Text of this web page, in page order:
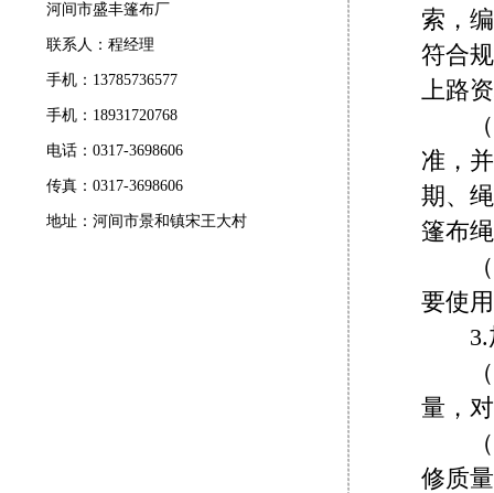
河间市盛丰篷布厂
联系人：程经理
手机：13785736577
手机：18931720768
电话：0317-3698606
传真：0317-3698606
地址：河间市景和镇宋王大村
索，
符合
上路
（2
准，
期、
篷布
（3
要使
3.加
（1
量，
（2
修质